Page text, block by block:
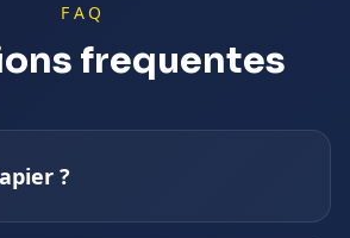
FAQ
frequentes
?